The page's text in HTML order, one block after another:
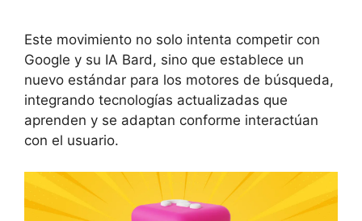
Este movimiento no solo intenta competir con
Google y su IA Bard, sino que establece un
nuevo estándar para los motores de búsqueda,
integrando tecnologías actualizadas que
aprenden y se adaptan conforme interactúan
con el usuario.